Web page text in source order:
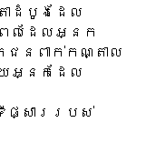
ដំបូងដែល
លដែលអ្នក
ជនពាក់កណ្តាល
យអ្នកដែល
ផ្សាររបស់